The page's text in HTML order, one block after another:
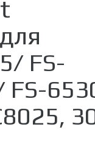
FS-
FS-